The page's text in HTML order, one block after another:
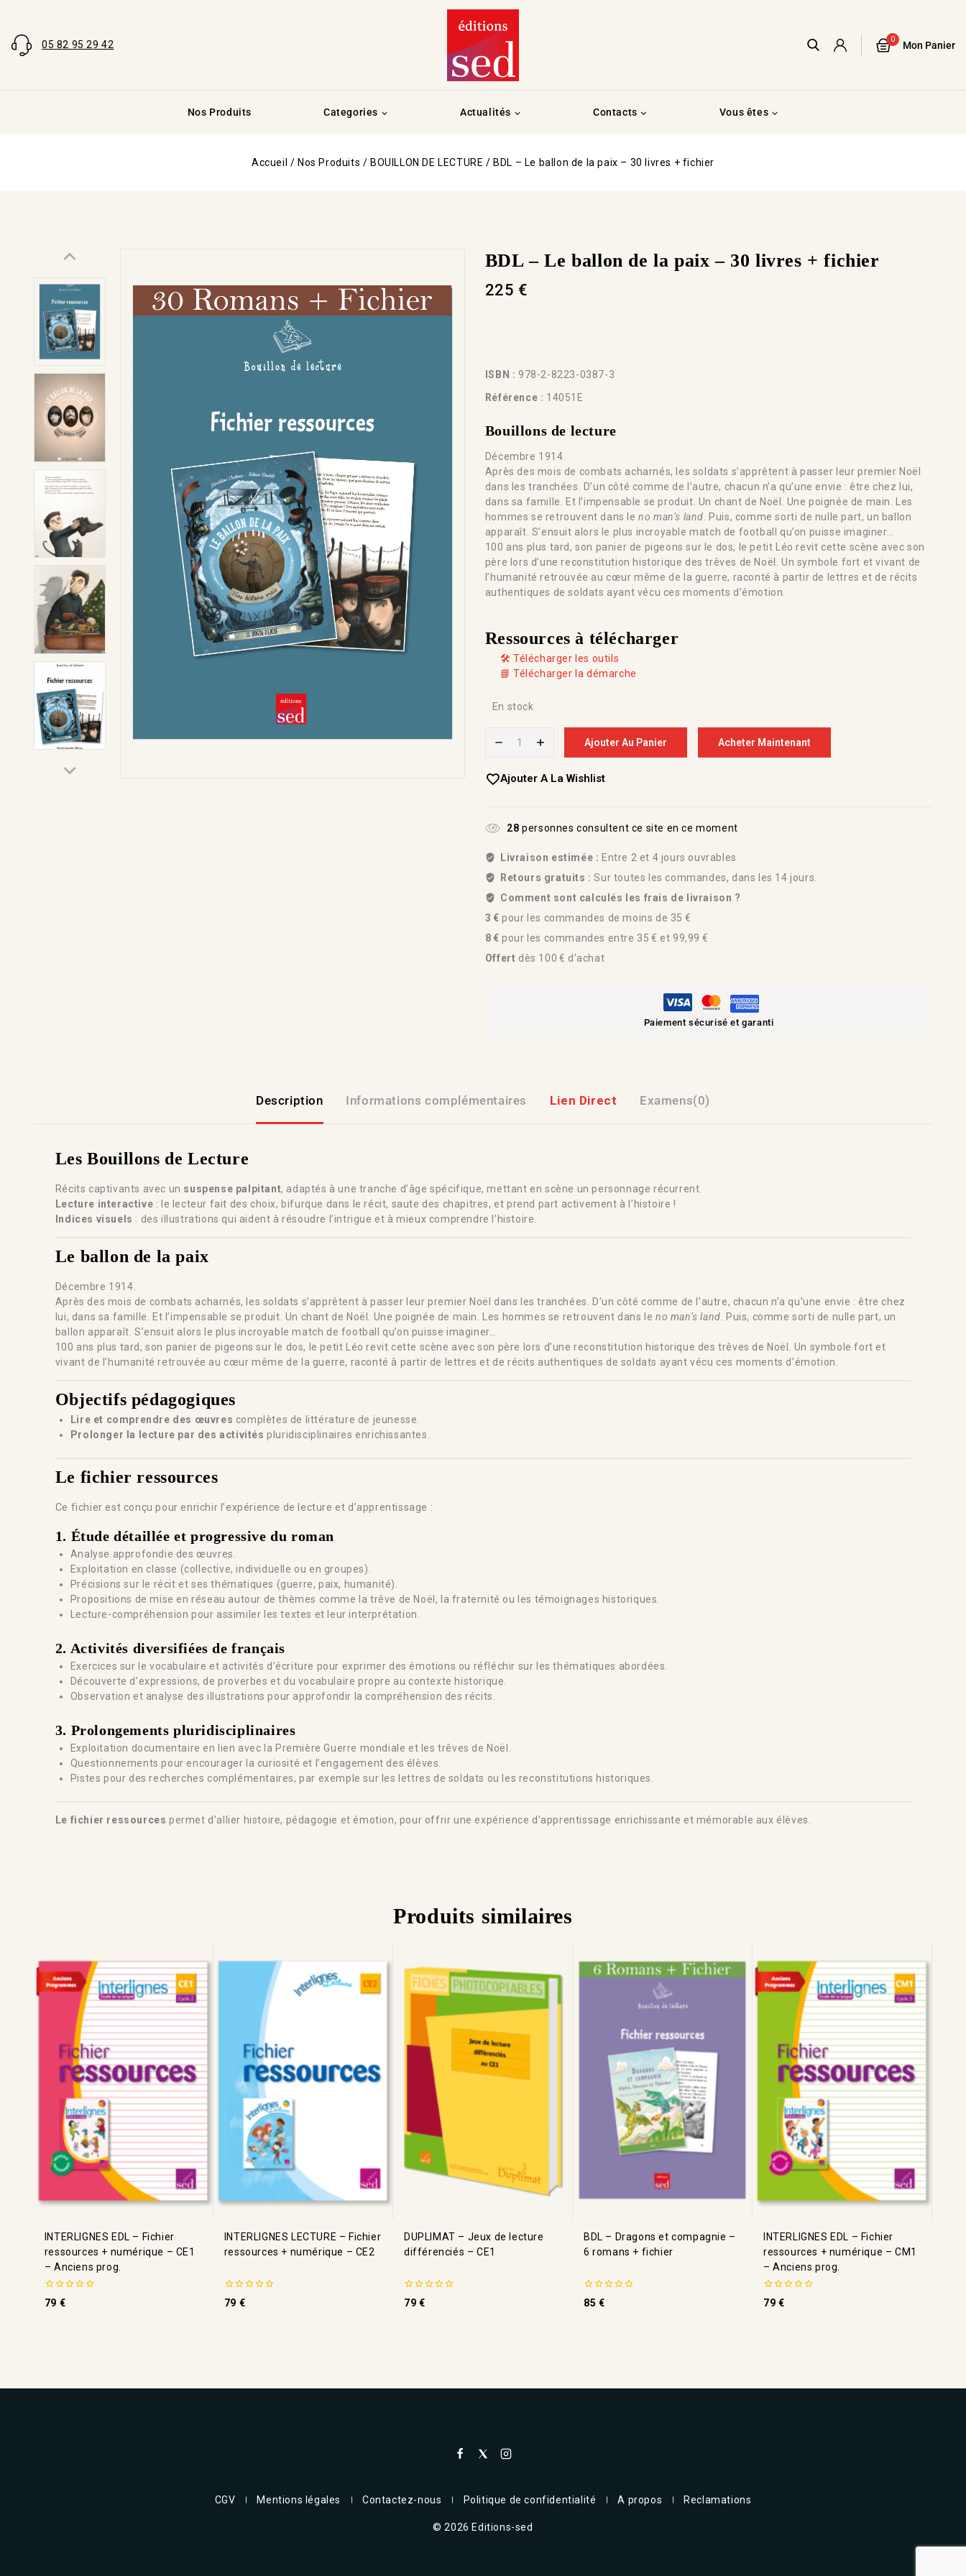
05 82 95 29 42 0
Mon Panier
Nos Produits Categories Actualités Contacts Vous êtes
Accueil / Nos Produits / BOUILLON DE LECTURE / BDL – Le ballon de la paix – 30 livres + fichier
BDL – Le ballon de la paix – 30 livres + fichier
225 €
ISBN : 978-2-8223-0387-3
Référence : 14051E
Bouillons de lecture
Décembre 1914.
Après des mois de combats acharnés, les soldats s’apprêtent à passer leur premier Noël
dans les tranchées. D’un côté comme de l’autre, chacun n’a qu’une envie : être chez lui,
dans sa famille. Et l’impensable se produit. Un chant de Noël. Une poignée de main. Les
hommes se retrouvent dans leno man’s land . Puis, comme sorti de nulle part, un ballon
apparaît. S’ensuit alors le plus incroyable match de football qu’on puisse imaginer…
100 ans plus tard, son panier de pigeons sur le dos, le petit Léo revit cette scène avec son
père lors d’une reconstitution historique des trêves de Noël. Un symbole fort et vivant de
l’humanité retrouvée au cœur même de la guerre, raconté à partir de lettres et de récits
authentiques de soldats ayant vécu ces moments d’émotion.
Ressources à télécharger
🛠️ Télécharger les outils
📘 Télécharger la démarche
En stock
Ajouter Au Panier Acheter Maintenant
Ajouter A La Wishlist
28 personnes consultent ce site en ce moment
Livraison estimée : Entre 2 et 4 jours ouvrables
Retours gratuits :Sur toutes les commandes, dans les 14 jours.
Comment sont calculés les frais de livraison ?
3 € pour les commandes de moins de 35 €
8 € pour les commandes entre 35 € et 99,99 €
Offert dès 100 € d’achat
Paiement sécurisé et garanti
Description Informations complémentaires Lien Direct Examens(0)
Les Bouillons de Lecture
Récits captivants avec un suspense palpitant, adaptés à une tranche d’âge spécifique, mettant en scène un personnage récurrent.
Lecture interactive : le lecteur fait des choix, bifurque dans le récit, saute des chapitres, et prend part activement à l’histoire !
Indices visuels : des illustrations qui aident à résoudre l’intrigue et à mieux comprendre l’histoire.
Le ballon de la paix
Décembre 1914.
Après des mois de combats acharnés, les soldats s’apprêtent à passer leur premier Noël dans les tranchées. D’un côté comme de l’autre, chacun n’a qu’une envie : être chez
lui, dans sa famille. Et l’impensable se produit. Un chant de Noël. Une poignée de main. Les hommes se retrouvent dans leno man’s land. Puis, comme sorti de nulle part, un
ballon apparaît. S’ensuit alors le plus incroyable match de football qu’on puisse imaginer…
100 ans plus tard, son panier de pigeons sur le dos, le petit Léo revit cette scène avec son père lors d’une reconstitution historique des trêves de Noël. Un symbole fort et
vivant de l’humanité retrouvée au cœur même de la guerre, raconté à partir de lettres et de récits authentiques de soldats ayant vécu ces moments d’émotion.
Objectifs pédagogiques
Lire et comprendre des œuvres complètes de littérature de jeunesse.
Prolonger la lecture par des activités pluridisciplinaires enrichissantes.
Le fichier ressources
Ce fichier est conçu pour enrichir l’expérience de lecture et d’apprentissage :
1. Étude détaillée et progressive du roman
Analyse approfondie des œuvres.
Exploitation en classe (collective, individuelle ou en groupes).
Précisions sur le récit et ses thématiques (guerre, paix, humanité).
Propositions de mise en réseau autour de thèmes comme la trêve de Noël, la fraternité ou les témoignages historiques.
Lecture-compréhension pour assimiler les textes et leur interprétation.
2. Activités diversifiées de français
Exercices sur le vocabulaire et activités d’écriture pour exprimer des émotions ou réfléchir sur les thématiques abordées.
Découverte d’expressions, de proverbes et du vocabulaire propre au contexte historique.
Observation et analyse des illustrations pour approfondir la compréhension des récits.
3. Prolongements pluridisciplinaires
Exploitation documentaire en lien avec la Première Guerre mondiale et les trêves de Noël.
Questionnements pour encourager la curiosité et l’engagement des élèves.
Pistes pour des recherches complémentaires, par exemple sur les lettres de soldats ou les reconstitutions historiques.
Le fichier ressources permet d’allier histoire, pédagogie et émotion, pour offrir une expérience d’apprentissage enrichissante et mémorable aux élèves.
Produits similaires
INTERLIGNES EDL – Fichier
ressources + numérique – CE1
– Anciens prog.
0
de
79 €
INTERLIGNES LECTURE – Fichier
ressources + numérique – CE2
0
de
79 €
DUPLIMAT – Jeux de lecture
différenciés – CE1
0
de
79 €
BDL – Dragons et compagnie –
6 romans + fichier
0
de
85 €
INTERLIGNES EDL – Fichier
ressources + numérique – CM1
– Anciens prog.
0
de
79 €
CGV Mentions légales Contactez-nous Politique de confidentialité A propos Reclamations
© 2026 Editions-sed